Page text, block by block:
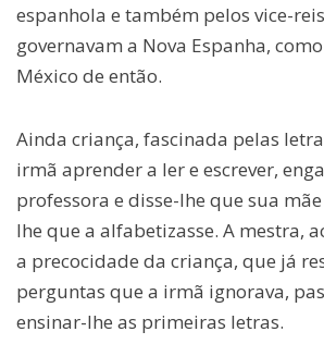
espanhola e também pelos vice-
governavam a Nova Espanha,
México de então.
Ainda criança, fascinada pelas
irmã aprender a ler e escrever,
professora e disse-lhe que sua
lhe que a alfabetizasse. A mestra,
a precocidade da criança, que já
perguntas que a irmã ignorava,
ensinar-lhe as primeiras letras.